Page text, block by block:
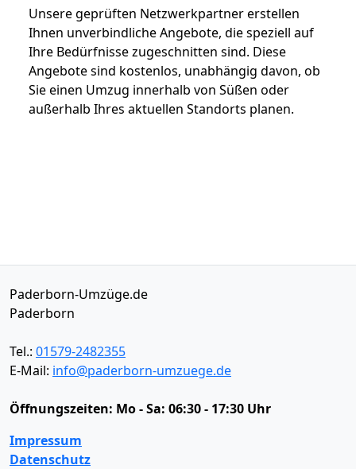
Unsere geprüften Netzwerkpartner erstellen
Ihnen unverbindliche Angebote, die speziell auf
Ihre Bedürfnisse zugeschnitten sind. Diese
Angebote sind kostenlos, unabhängig davon, ob
Sie einen Umzug innerhalb von Süßen oder
außerhalb Ihres aktuellen Standorts planen.
Paderborn-Umzüge.de
Paderborn
Tel.: 01579-2482355
E-Mail: info@paderborn-umzuege.de
Öffnungszeiten: Mo - Sa: 06:30 - 17:30 Uhr
Impressum
Datenschutz